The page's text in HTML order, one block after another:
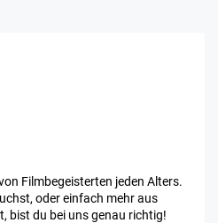
Filmbegeisterten jeden Alters.
oder einfach mehr aus
bist du bei uns genau richtig!